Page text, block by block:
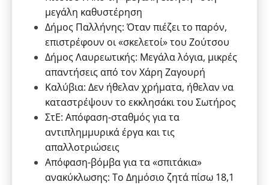
μεγάλη καθυστέρηση
Δήμος Παλλήνης: Όταν πιέζει το παρόν,
επιστρέφουν οι «σκελετοί» του Ζούτσου
Δήμος Λαυρεωτικής: Μεγάλα λόγια, μικρές
απαντήσεις από τον Χάρη Ζαγουρή
Καλύβια: Δεν ήθελαν χρήματα, ήθελαν να
καταστρέψουν το εκκλησάκι του Σωτήρος
ΣτΕ: Απόφαση-σταθμός για τα
αντιπλημμυρικά έργα και τις
απαλλοτριώσεις
Απόφαση-βόμβα για τα «σπιτάκια»
ανακύκλωσης: Το Δημόσιο ζητά πίσω 18,1